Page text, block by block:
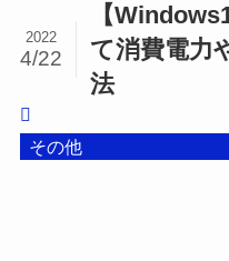
【
て消費電力
法
2022
4/22
その他